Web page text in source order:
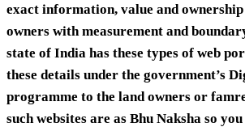
exact information, value and
owners with measurement and
state of India has these types of web
these details under the government’s
programme to the land owners or
such websites are as Bhu Naksha so